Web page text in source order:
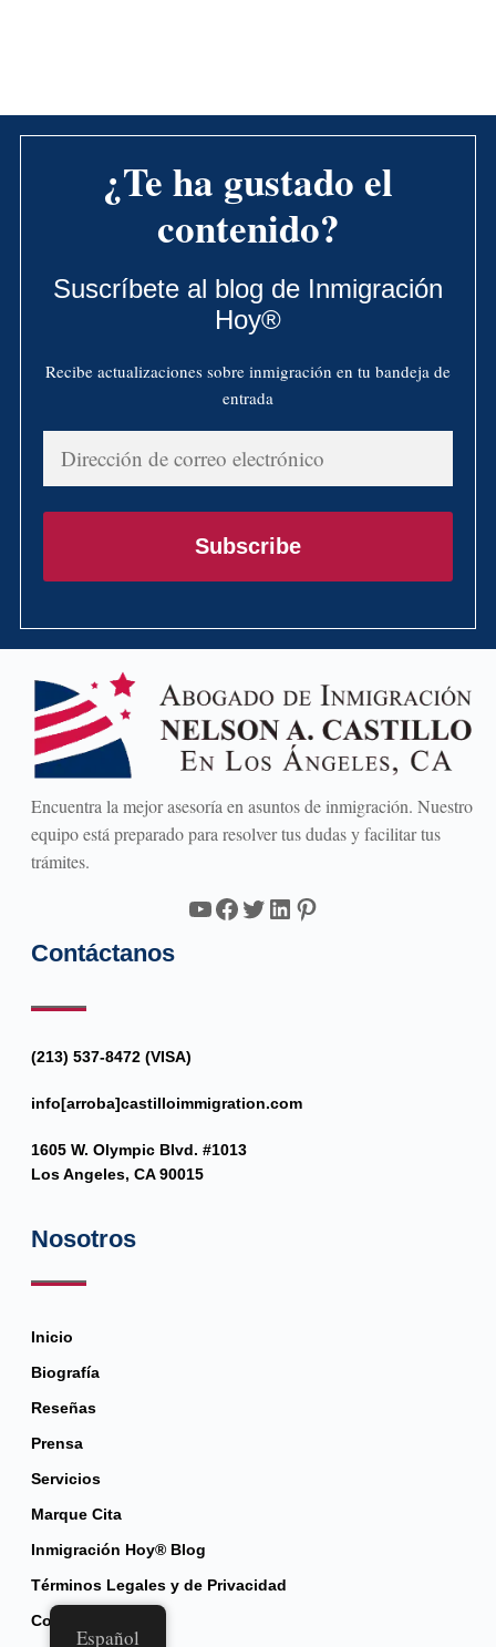
¿Te ha gustado el
contenido?
Suscríbete al blog de Inmigración
Hoy®
Recibe actualizaciones sobre inmigración en tu bandeja de
entrada
Dirección
de
correo
Subscribe
Encuentra la mejor asesoría en asuntos de inmigración. Nuestro
equipo está preparado para resolver tus dudas y facilitar tus
trámites.
YouTube
Facebook
Twitter
LinkedIn
Pinterest
Contáctanos
(213) 537-8472 (VISA)
info[arroba]castilloimmigration.com
1605 W. Olympic Blvd. #1013
Los Angeles, CA 90015
Nosotros
Inicio
Biografía
Reseñas
Prensa
Servicios
Marque Cita
Inmigración Hoy® Blog
Términos Legales y de Privacidad
Contacto
Español